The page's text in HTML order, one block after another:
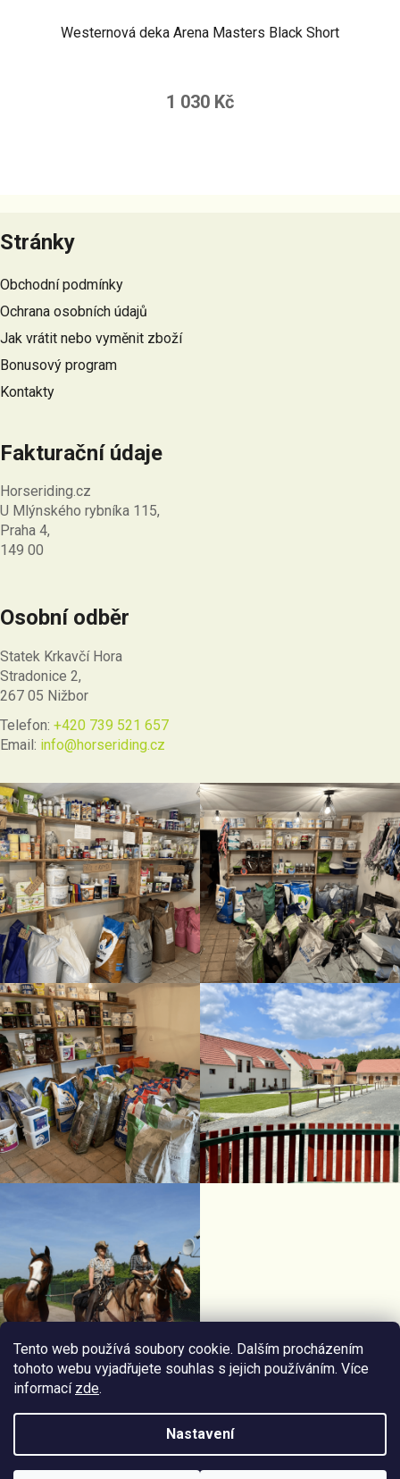
Tento web používá soubory cookie. Dalším procházením
tohoto webu vyjadřujete souhlas s jejich používáním. Více
informací zde.
Nastavení
Westernová deka Arena Masters Black Short
1 030 Kč
á
p
a
t
í
Stránky
Obchodní podmínky
Ochrana osobních údajů
Jak vrátit nebo vyměnit zboží
Bonusový program
Kontakty
Fakturační údaje
Horseriding.cz
U Mlýnského rybníka 115,
Praha 4,
149 00
Osobní odběr
Statek Krkavčí Hora
Stradonice 2,
267 05 Nižbor
Telefon: +420 739 521 657
Email: info@horseriding.cz